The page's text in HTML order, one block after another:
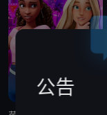
28
34
第6集完结
公告